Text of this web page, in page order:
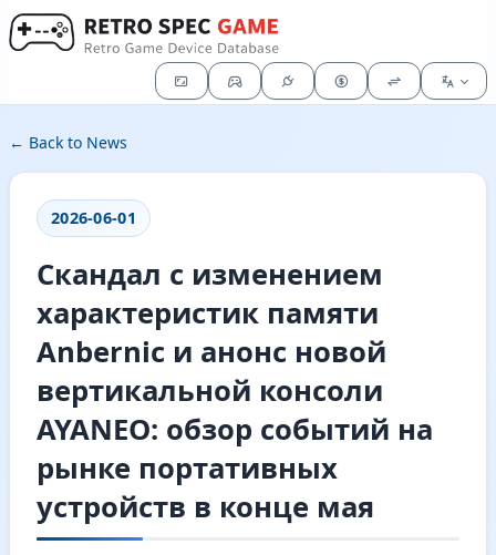
← Back to News
2026-06-01
Скандал с изменением
характеристик памяти
Anbernic и анонс новой
вертикальной консоли
AYANEO: обзор событий на
рынке портативных
устройств в конце мая